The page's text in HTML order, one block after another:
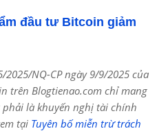
đầu tư Bitcoin giảm
NQ-CP ngày 9/9/2025 của
trên Blogtienao.com chỉ mang
là khuyến nghị tài chính
tại Tuyên bố miễn trừ trách